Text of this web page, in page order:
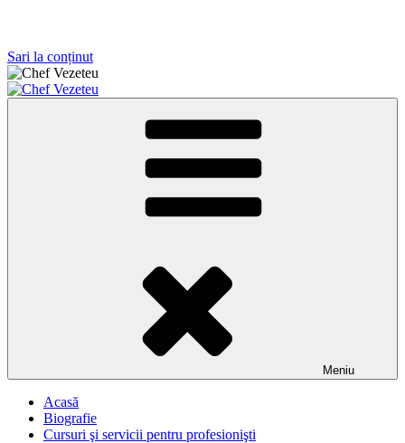
Sari la conținut
Chef Vezeteu
Antreprenor, instructor al prestigioasei Scuola Nazionale Maestri
Meniu
Acasă
Biografie
Cursuri şi servicii pentru profesionişti